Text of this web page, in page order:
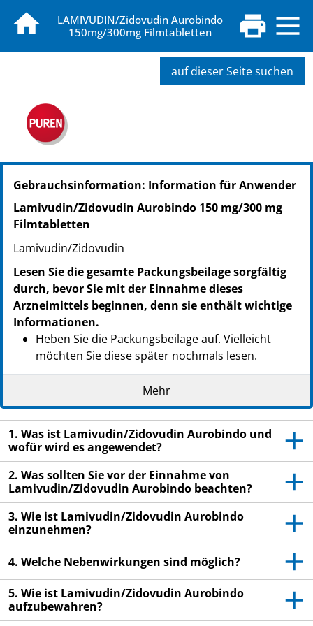
LAMIVUDIN/Zidovudin Aurobindo
150mg/300mg Filmtabletten
auf dieser Seite suchen
PZN: 08767729
PPN: 110876772992
NTIN: 04150087677292
PZN: 14309818
NTIN: 04150143098184
Gebrauchsinformation: Information für Anwender
Lamivudin/Zidovudin Aurobindo 150 mg/300 mg
Filmtabletten
Lamivudin/Zidovudin
Lesen Sie die gesamte Packungsbeilage sorgfältig
durch, bevor Sie mit der Einnahme dieses
Arzneimittels beginnen, denn sie enthält wichtige
Informationen.
Heben Sie die Packungsbeilage auf. Vielleicht
möchten Sie diese später nochmals lesen.
Wenn Sie weitere Fragen haben, wenden Sie sich
an Ihren Arzt oder Apotheker.
Dieses Arzneimittel wurde Ihnen persönlich
verschrieben. Geben Sie es nicht an Dritte weiter.
Es kann anderen Menschen schaden, auch wenn
diese die gleichen Beschwerden haben wie Sie.
Wenn Sie Nebenwirkungen bemerken, wenden Sie
sich an Ihren Arzt oder Apotheker. Dies gilt auch
für Nebenwirkungen, die nicht in dieser
Packungsbeilage angegeben sind. Siehe Abschnitt
4.
Mehr
1. Was ist Lamivudin/Zidovudin Aurobindo und
wofür wird es angewendet?
2. Was sollten Sie vor der Einnahme von
Lamivudin/Zidovudin Aurobindo beachten?
3. Wie ist Lamivudin/Zidovudin Aurobindo
einzunehmen?
4. Welche Nebenwirkungen sind möglich?
5. Wie ist Lamivudin/Zidovudin Aurobindo
aufzubewahren?